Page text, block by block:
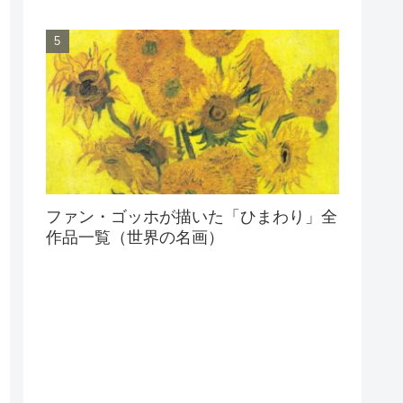
ファン・ゴッホが描いた「ひまわり」全
作品一覧（世界の名画）